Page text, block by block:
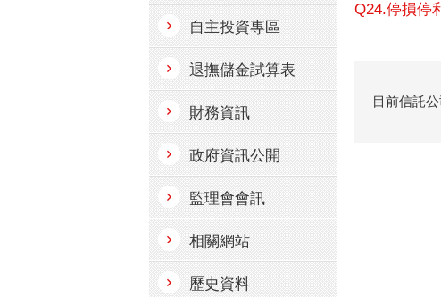
自主投資專區
退撫儲金試算表
財務資訊
政府資訊公開
監理會會訊
相關網站
歷史資料
Q24.停損停
目前信託